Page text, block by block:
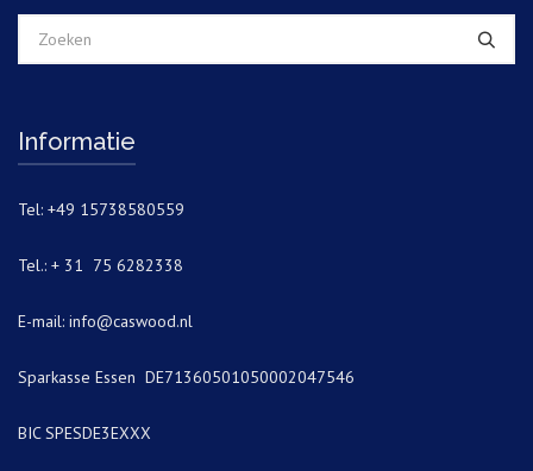
Informatie
Tel: +49 15738580559
Tel.: + 31 75 6282338
E-mail: info@caswood.nl
Sparkasse Essen DE71360501050002047546
BIC SPESDE3EXXX